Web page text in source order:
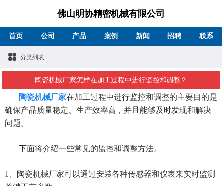
佛山明协精密机械有限公司
首页 公司 产品 案例 新闻 招聘 联系
分类列表
陶瓷机械厂家怎样在加工过程中进行监控和调整？
陶瓷机械厂家在加工过程中进行监控和调整的主要目的是
确保产品质量稳定、生产效率高，并且能够及时发现和解决
问题。
下面将介绍一些常见的监控和调整方法。
1、陶瓷机械厂家可以通过安装各种传感器和仪表来实时监测